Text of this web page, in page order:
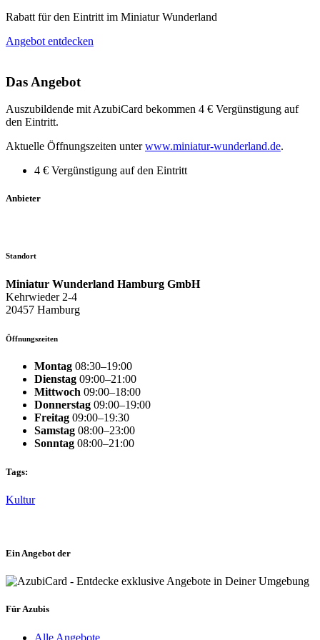
Rabatt für den Eintritt im Miniatur Wunderland
Angebot entdecken
Das Angebot
Auszubildende mit AzubiCard bekommen 4 € Vergünstigung auf
den Eintritt.
Aktuelle Öffnungszeiten unterwww.miniatur-wunderland.de.
4 € Vergünstigung auf den Eintritt
Anbieter
Standort
Miniatur Wunderland Hamburg GmbH
Kehrwieder 2-4
20457 Hamburg
Öffnungszeiten
Montag 08:30–19:00
Dienstag 09:00–21:00
Mittwoch 09:00–18:00
Donnerstag 09:00–19:00
Freitag 09:00–19:30
Samstag 08:00–23:00
Sonntag 08:00–21:00
Tags:
Kultur
Ein Angebot der
Für Azubis
Alle Angebote